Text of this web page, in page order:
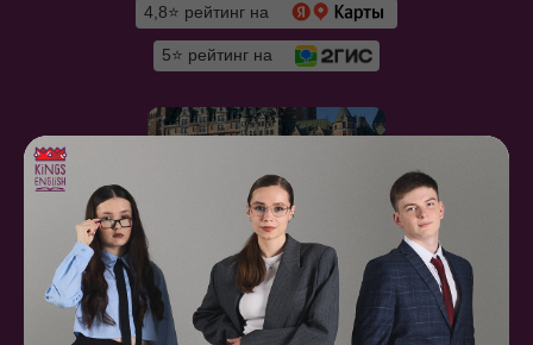
4,8⭐ рейтинг на
5⭐ рейтинг на